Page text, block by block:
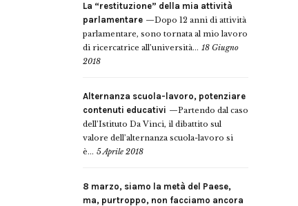
La “restituzione” della mia attività
parlamentare
Dopo 12 anni di attività
parlamentare, sono tornata al mio lavoro
di ricercatrice all’università... 18 Giugno
2018
Alternanza scuola-lavoro, potenziare
contenuti educativi
Partendo dal caso
dell’Istituto Da Vinci, il dibattito sul
valore dell’alternanza scuola-lavoro si
è... 5 Aprile 2018
8 marzo, siamo la metà del Paese,
ma, purtroppo, non facciamo ancora